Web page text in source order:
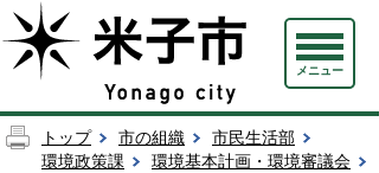
メニュー
トップ 市の組織
市民生活部
環境政策課
環境基本計画・環境審議会